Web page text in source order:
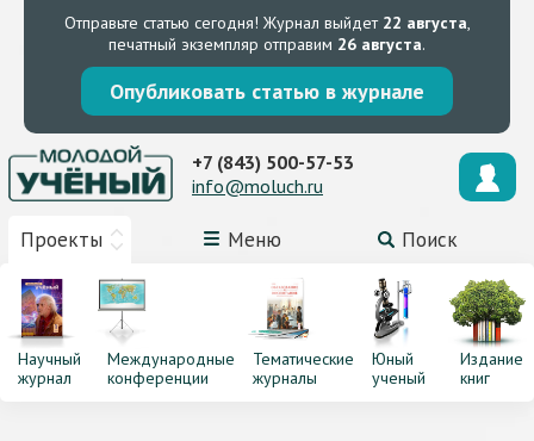
Отправьте статью сегодня! Журнал выйдет 22 августа,
печатный экземпляр отправим 26 августа.
Опубликовать статью в журнале
Проекты Меню Поиск
+7 (843) 500-57-53
info@moluch.ru
Научный
журнал
Международные
конференции
Тематические
журналы
Юный
ученый
Издание
книг